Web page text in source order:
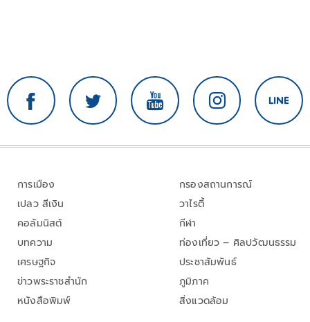
การเมือง
เปลว สีเงิน
คอลัมนิสต์
บทความ
เศรษฐกิจ
ข่าวพระราชสำนัก
หนังสือพิมพ์
กรองสถานการณ์
วาไรตี้
กีฬา
ท่องเที่ยว – ศิลปวัฒนธรรม
ประชาสัมพันธ์
ภูมิภาค
สิ่งแวดล้อม